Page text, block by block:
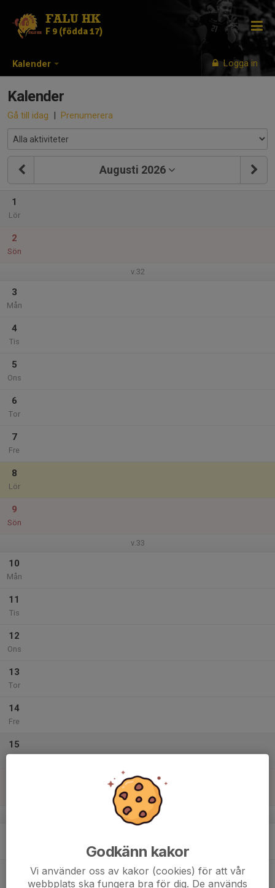
Kalender Logga in
FALU HK
F 9 (födda 17)
Kalender
Gå till idag | Prenumerera
Augusti 2026
1
Lör
2
Sön
v.32
3
Mån
4
Tis
5
Ons
6
Tor
7
Fre
8
Lör
9
Sön
v.33
10
Mån
11
Tis
12
Ons
13
Tor
14
Fre
15
v.34
Godkänn kakor
Vi använder oss av kakor (cookies) för att vår
webbplats ska fungera bra för dig. De används